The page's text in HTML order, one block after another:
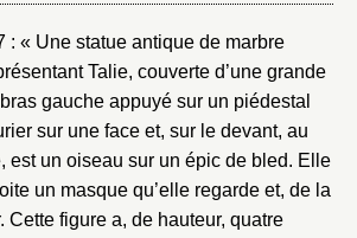
: « Une statue antique de marbre
Talie, couverte d’une grande
gauche appuyé sur un piédestal
sur une face et, sur le devant, au
est un oiseau sur un épic de bled. Elle
un masque qu’elle regarde et, de la
Cette figure a, de hauteur, quatre